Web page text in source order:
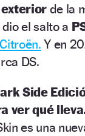
de la
el salto a
Citroën. Y en
DS.
Side
ver qué
es una